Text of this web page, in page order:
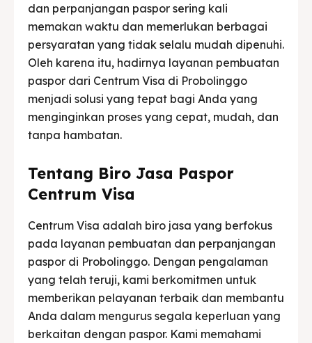
dan perpanjangan paspor sering kali
memakan waktu dan memerlukan berbagai
persyaratan yang tidak selalu mudah dipenuhi.
Oleh karena itu, hadirnya layanan pembuatan
paspor dari Centrum Visa di Probolinggo
menjadi solusi yang tepat bagi Anda yang
menginginkan proses yang cepat, mudah, dan
tanpa hambatan.
Tentang Biro Jasa Paspor
Centrum Visa
Centrum Visa adalah biro jasa yang berfokus
pada layanan pembuatan dan perpanjangan
paspor di Probolinggo. Dengan pengalaman
yang telah teruji, kami berkomitmen untuk
memberikan pelayanan terbaik dan membantu
Anda dalam mengurus segala keperluan yang
berkaitan dengan paspor. Kami memahami